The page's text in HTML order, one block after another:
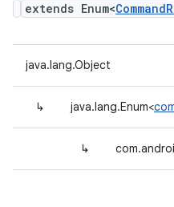
extends Enum<
java.lang.Object
↳ java.lang.Enum<
↳